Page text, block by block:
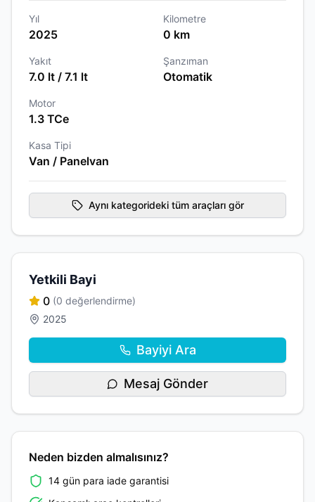
Yıl
2025
Kilometre
0 km
Yakıt
7.0 lt / 7.1 lt
Şanzıman
Otomatik
Motor
1.3 TCe
Kasa Tipi
Van / Panelvan
Aynı kategorideki tüm araçları gör
Yetkili Bayi
0 (0 değerlendirme)
2025
Bayiyi Ara
Mesaj Gönder
Neden bizden almalısınız?
14 gün para iade garantisi